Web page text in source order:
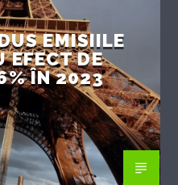
EMISIILE
EFECT DE
ÎN 2023